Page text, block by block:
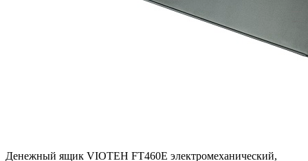
Денежный ящик VIOTEH FT460E электромеханический,